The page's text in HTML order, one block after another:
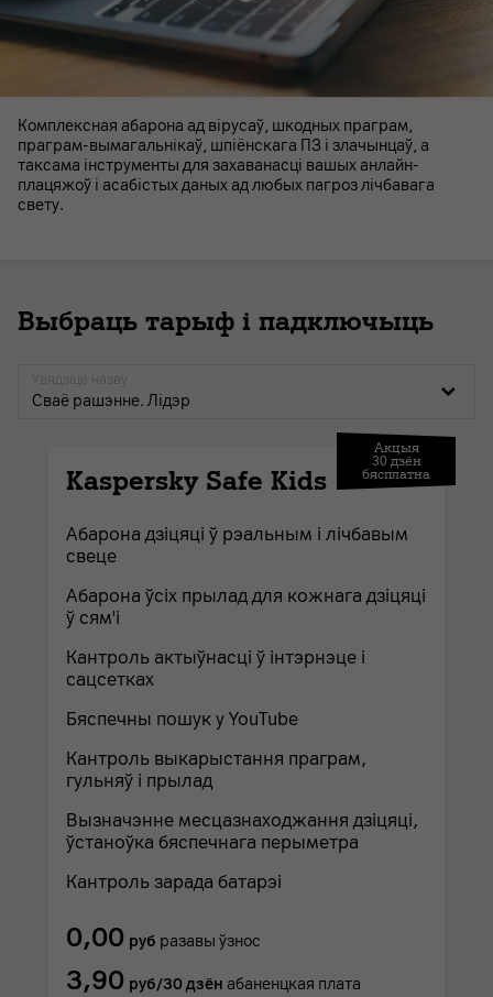
Комплексная абарона ад вірусаў, шкодных праграм,
праграм-вымагальнікаў, шпіёнскага ПЗ і злачынцаў, а
таксама інструменты для захаванасці вашых анлайн-
плацяжоў і асабістых даных ад любых пагроз лічбавага
свету.
Выбраць тарыф і падключыць
Сваё рашэнне. Лідэр
Акцыя
30 дзён
бясплатна
Kaspersky Safe Kids
Абарона дзіцяці ў рэальным і лічбавым
свеце
Абарона ўсіх прылад для кожнага дзіцяці
ў сям'і
Кантроль актыўнасці ў інтэрнэце і
сацсетках
Бяспечны пошук у YouTube
Кантроль выкарыстання праграм,
гульняў і прылад
Вызначэнне месцазнаходжання дзіцяці,
ўстаноўка бяспечнага перыметра
Кантроль зарада батарэі
0,00 руб разавы ўзнос
3,90 руб/30 дзён абаненцкая плата